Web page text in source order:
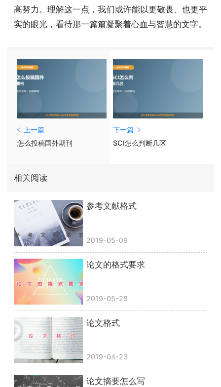
高努力。理解这一点，我们或许能以更敬畏、也更平
实的眼光，看待那一篇篇凝聚着心血与智慧的文字。
上一篇
怎么投稿国外期刊
下一篇
SCI怎么判断几区
相关阅读
参考文献格式
2019-05-09
论文的格式要求
2019-05-28
论文格式
2019-04-23
论文摘要怎么写